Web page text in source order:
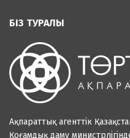
БІЗ ТУРАЛЫ
Ақпараттық агенттік
Қоғамдық даму